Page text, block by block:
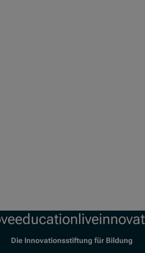
Die Innovationsstiftung für Bildung